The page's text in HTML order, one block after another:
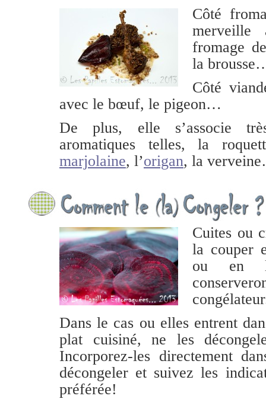
Côté
fromage
la
Côté
avec le bœuf, le pigeon…
De plus, elle s’associe
aromatiques telles, la
marjolaine, l’origan, la
Cuites ou
la couper
ou en
Dans le cas ou ellesentrent
plat cuisiné, ne les
Incorporez-les directement
décongeler et suivez les
préférée!